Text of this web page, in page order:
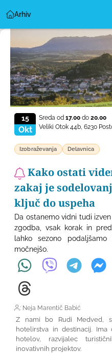
Arhiv
15
Okt
Sreda od17.00 do20.00
Veliki Otok 44b, 6230
Izobraževanja Delavnica
Kako ostati
zakaj je
ključ do uspeha
Da ostanemo vidni tudi
zgodba, vsak korak in
lahko sezono
močnejšo.
: Neja Marentič Babić
Z nami bo Rudi Medved,
hotelirstva in destinacij.
hotelov, razvijalec
inovativnih projektov.